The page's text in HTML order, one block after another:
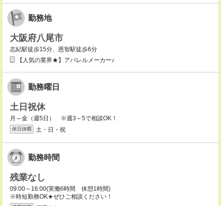
勤務地
大阪府八尾市
志紀駅徒歩15分、恩智駅徒歩6分
【人気の業界★】アパレルメーカー♪
勤務曜日
土日祝休
月～金（週5日） ※週3～5で相談OK！
休日休暇 土・日・祝
勤務時間
残業なし
09:00～16:00(実働6時間 休憩1時間)
※時短勤務OK★ぜひご相談ください！